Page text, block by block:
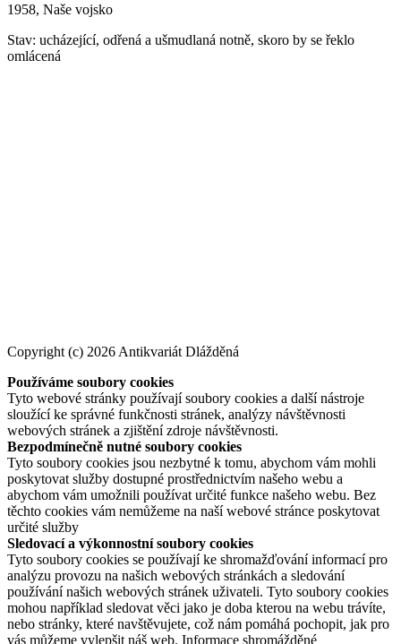
1958, Naše vojsko
Stav: ucházející, odřená a ušmudlaná notně, skoro by se řeklo
omlácená
Copyright (c) 2026 Antikvariát Dlážděná
Používáme soubory cookies
Tyto webové stránky používají soubory cookies a další nástroje
sloužící ke správné funkčnosti stránek, analýzy návštěvnosti
webových stránek a zjištění zdroje návštěvnosti.
Bezpodmínečně nutné soubory cookies
Tyto soubory cookies jsou nezbytné k tomu, abychom vám mohli
poskytovat služby dostupné prostřednictvím našeho webu a
abychom vám umožnili používat určité funkce našeho webu. Bez
těchto cookies vám nemůžeme na naší webové stránce poskytovat
určité služby
Sledovací a výkonnostní soubory cookies
Tyto soubory cookies se používají ke shromažďování informací pro
analýzu provozu na našich webových stránkách a sledování
používání našich webových stránek uživateli. Tyto soubory cookies
mohou například sledovat věci jako je doba kterou na webu trávíte,
nebo stránky, které navštěvujete, což nám pomáhá pochopit, jak pro
vás můžeme vylepšit náš web. Informace shromážděné